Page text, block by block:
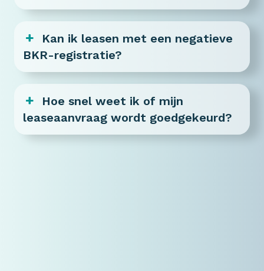
Kan ik leasen met een negatieve
BKR-registratie?
Hoe snel weet ik of mijn
leaseaanvraag wordt goedgekeurd?